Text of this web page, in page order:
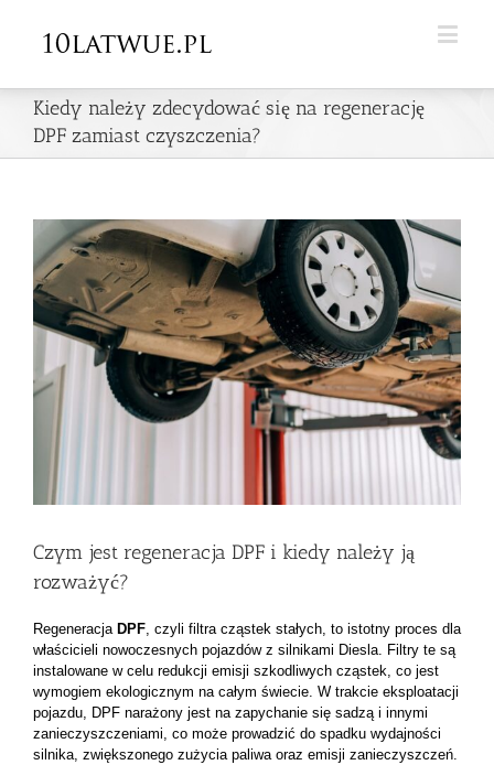
Kiedy należy zdecydować się na regenerację
DPF zamiast czyszczenia?
Larger
Image
Czym jest regeneracja DPF i kiedy należy ją
rozważyć?
Regeneracja DPF, czyli filtra cząstek stałych, to istotny proces dla
właścicieli nowoczesnych pojazdów z silnikami Diesla. Filtry te są
instalowane w celu redukcji emisji szkodliwych cząstek, co jest
wymogiem ekologicznym na całym świecie. W trakcie eksploatacji
pojazdu, DPF narażony jest na zapychanie się sadzą i innymi
zanieczyszczeniami, co może prowadzić do spadku wydajności
silnika, zwiększonego zużycia paliwa oraz emisji zanieczyszczeń.